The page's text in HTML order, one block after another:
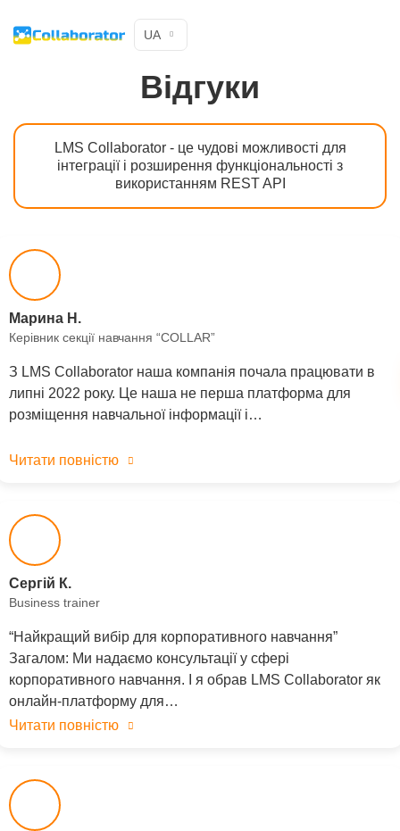
UA
Відгуки
LMS Collaborator - це чудові можливості для
інтеграції і розширення функціональності з
використанням REST API
Марина Н.
Керівник секції навчання “COLLAR”
З LMS Collaborator наша компанія почала працювати в
липні 2022 року. Це наша не перша платформа для
розміщення навчальної інформації і…
Читати повністю
Сергій К.
Business trainer
“Найкращий вибір для корпоративного навчання”
Загалом: Ми надаємо консультації у сфері
корпоративного навчання. І я обрав LMS Collaborator як
онлайн-платформу для…
Читати повністю